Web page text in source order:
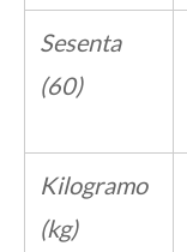
Sesenta
(60)
Kilogramo
(kg)